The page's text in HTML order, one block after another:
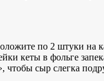
по 2 штуки на
кеты в фольге
сыр слегка